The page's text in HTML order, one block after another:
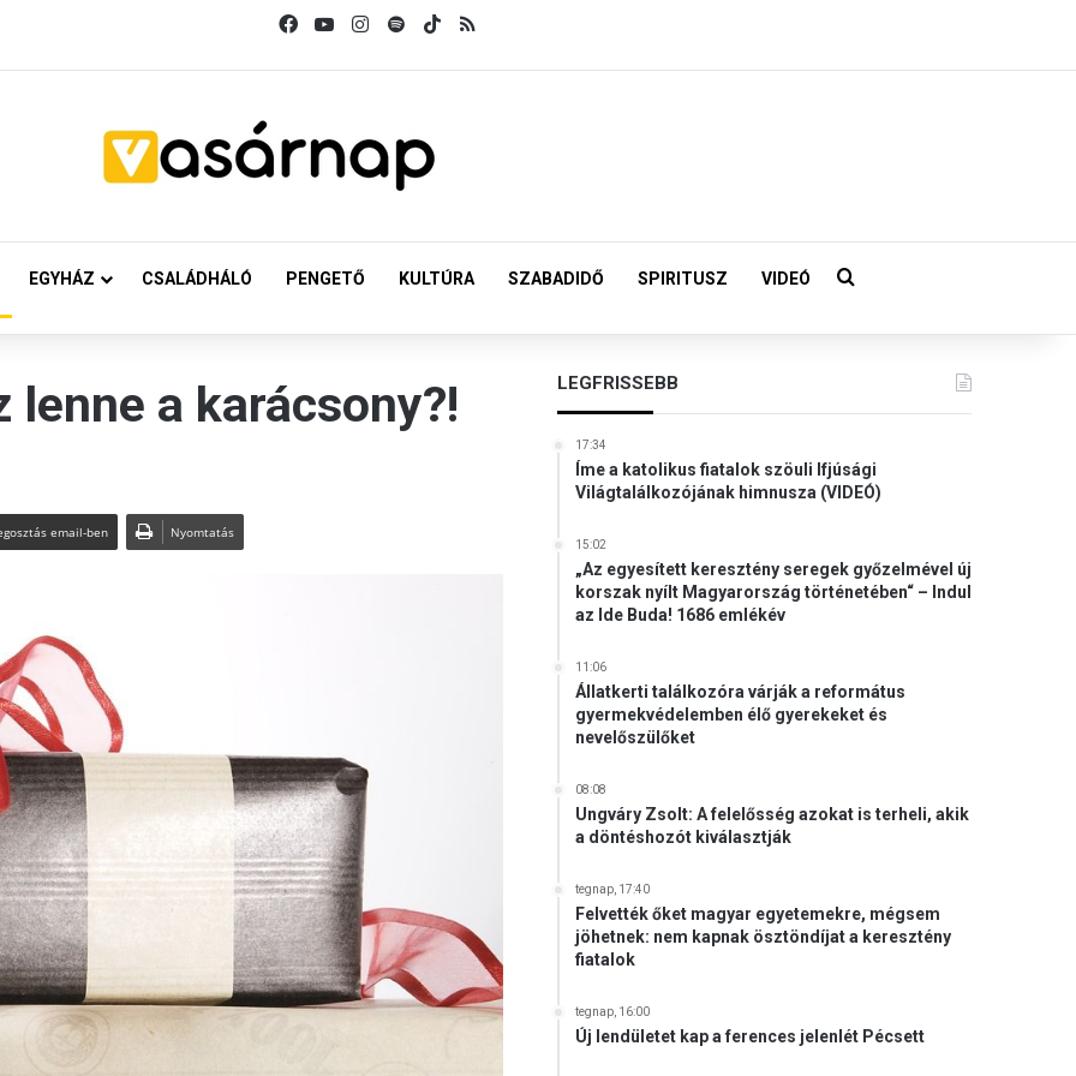
FacebookYouTubeInstagram
SpotifyTikTok
EGYHÁZ CSALÁDHÁLÓ PENGETŐ KULTÚRA SZABADIDŐ SPIRITUSZ VIDEÓ Keresés:
lenne a karácsony?!
email-ben Nyomtatás
LEGFRISSEBB
17:34
Íme a katolikus fiatalok szöuli Ifjúsági
Világtalálkozójának himnusza (VIDEÓ)
15:02
„Az egyesített keresztény seregek győzelmével új
korszak nyílt Magyarország történetében“ – Indul
az Ide Buda! 1686 emlékév
11:06
Állatkerti találkozóra várják a református
gyermekvédelemben élő gyerekeket és
nevelőszülőket
08:08
Ungváry Zsolt: A felelősség azokat is terheli, akik
a döntéshozót kiválasztják
tegnap, 17:40
Felvették őket magyar egyetemekre, mégsem
jöhetnek: nem kapnak ösztöndíjat a keresztény
fiatalok
tegnap, 16:00
Új lendületet kap a ferences jelenlét Pécsett